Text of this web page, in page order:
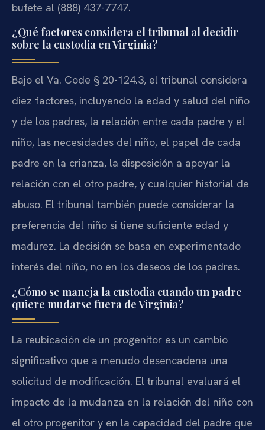
bufete al (888) 437-7747.
¿Qué factores considera el tribunal al decidir
sobre la custodia en Virginia?
Bajo el Va. Code § 20-124.3, el tribunal considera
diez factores, incluyendo la edad y salud del niño
y de los padres, la relación entre cada padre y el
niño, las necesidades del niño, el papel de cada
padre en la crianza, la disposición a apoyar la
relación con el otro padre, y cualquier historial de
abuso. El tribunal también puede considerar la
preferencia del niño si tiene suficiente edad y
madurez. La decisión se basa en experimentado
interés del niño, no en los deseos de los padres.
¿Cómo se maneja la custodia cuando un padre
quiere mudarse fuera de Virginia?
La reubicación de un progenitor es un cambio
significativo que a menudo desencadena una
solicitud de modificación. El tribunal evaluará el
impacto de la mudanza en la relación del niño con
el otro progenitor y en la capacidad del padre que